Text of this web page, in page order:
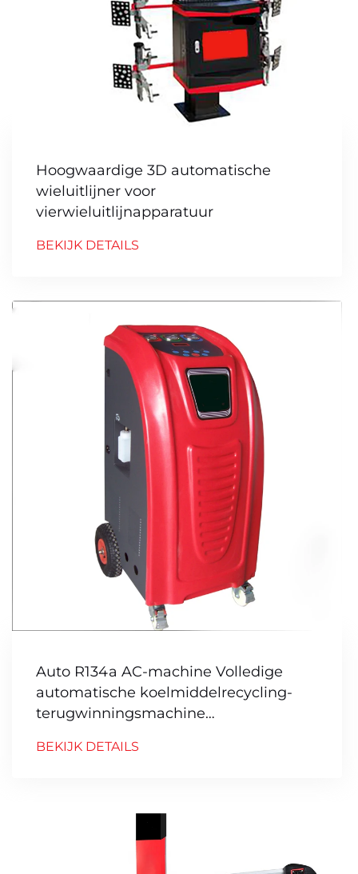
Hoogwaardige 3D automatische
wieluitlijner voor
vierwieluitlijnapparatuur
BEKIJK DETAILS
Auto R134a AC-machine Volledige
automatische koelmiddelrecycling-
terugwinningsmachine
BEKIJK DETAILS